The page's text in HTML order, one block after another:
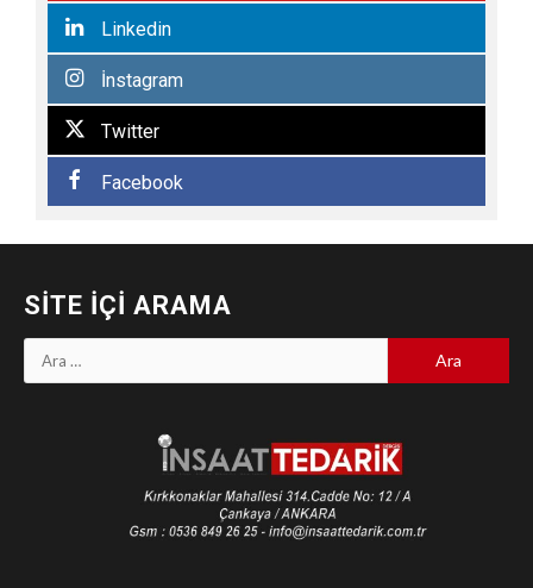
Linkedin
İnstagram
Twitter
Facebook
SITE İÇI ARAMA
Arama: